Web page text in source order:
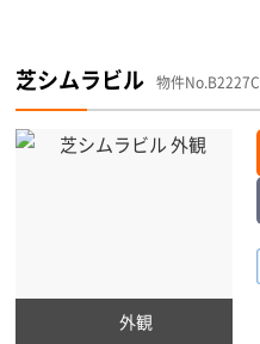
芝シムラビル 物件No.B2227C
外観